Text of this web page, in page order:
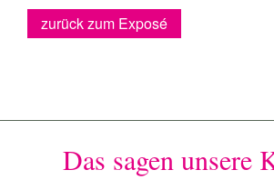
zurück zum Exposé
Das sagen unsere